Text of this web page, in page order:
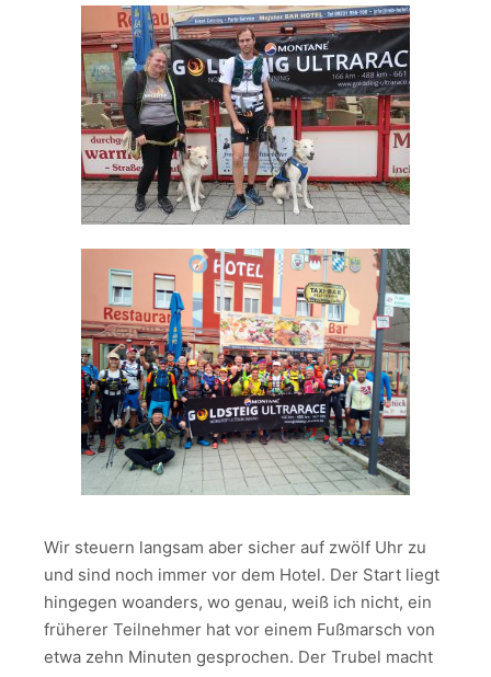
Wir steuern langsam aber sicher auf zwölf Uhr zu
und sind noch immer vor dem Hotel. Der Start liegt
hingegen woanders, wo genau, weiß ich nicht, ein
früherer Teilnehmer hat vor einem Fußmarsch von
etwa zehn Minuten gesprochen. Der Trubel macht